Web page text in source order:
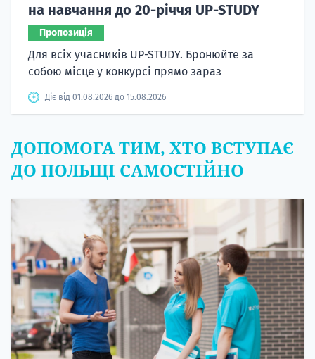
на навчання до 20-річчя UP-STUDY
Пропозиція
Для всіх учасників UP-STUDY. Бронюйте за
собою місце у конкурсі прямо зараз
Діє від 01.08.2026 до 15.08.2026
ДОПОМОГА ТИМ, ХТО ВСТУПАЄ
ДО ПОЛЬЩІ САМОСТІЙНО